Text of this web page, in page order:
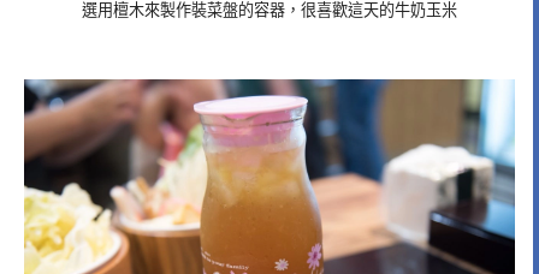
選用檀木來製作裝菜盤的容器，很喜歡這天的牛奶玉米